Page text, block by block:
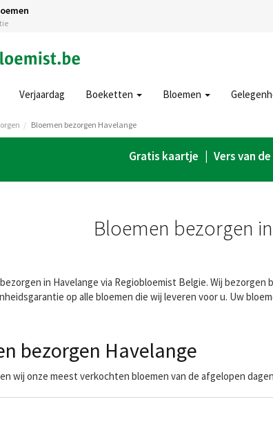
Verjaardag Boeketten Bloemen
Bloemen bezorgen Havelange
Gratis kaartje | Vers van
Bloemen bezorgen
in Havelange via Regiobloemist Belgie. Wij
op alle bloemen die wij leveren voor u. Uw
bezorgen Havelange
wij onze meest verkochten bloemen van de afgelopen